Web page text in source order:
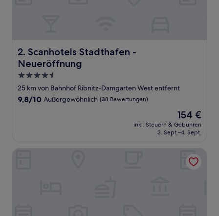
2. Scanhotels Stadthafen -
Neueröffnung
Scanhotels Stadthafen - Neueröffnung
4.5-
Sterne-
Unterkunft
25 km von Bahnhof Ribnitz-Damgarten West entfernt
9.8
9,8/10 Außergewöhnlich (38 Bewertungen)
Der
Preis
beträgt
154 €
inkl. Steuern & Gebühren
3. Sept.–4. Sept.